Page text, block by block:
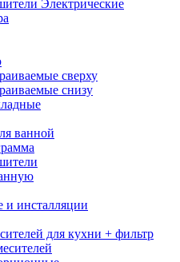
Электрические
сверху
снизу
ванной
и инсталляции
для кухни + фильтр